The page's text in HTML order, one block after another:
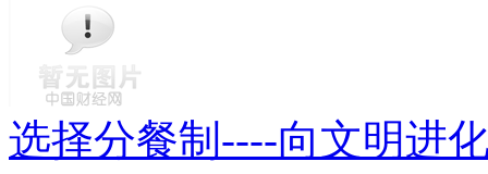
选择分餐制----向文明进